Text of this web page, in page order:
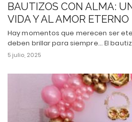
BAUTIZOS CON ALMA:
VIDA Y AL AMOR ETERNO
Hay momentos que merecen ser
deben brillar para siempre... El
5 julio, 2025